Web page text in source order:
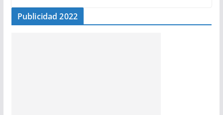
Publicidad 2022